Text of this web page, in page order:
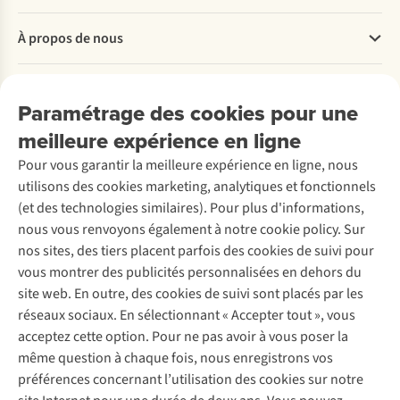
Paramétrage des cookies pour une
meilleure expérience en ligne
Pour vous garantir la meilleure expérience en ligne, nous
utilisons des cookies marketing, analytiques et fonctionnels
(et des technologies similaires). Pour plus d'informations,
nous vous renvoyons également à notre cookie policy. Sur
nos sites, des tiers placent parfois des cookies de suivi pour
vous montrer des publicités personnalisées en dehors du
site web. En outre, des cookies de suivi sont placés par les
réseaux sociaux. En sélectionnant « Accepter tout », vous
acceptez cette option. Pour ne pas avoir à vous poser la
même question à chaque fois, nous enregistrons vos
préférences concernant l’utilisation des cookies sur notre
Commander
Payer
Retourner
Rétractation d'une commande
Entretien & réparations
Garantie
Contactez-nous
À propos de nous
Entreprise responsable
À propos d’Ayacucho
Nos magasins
À propos d’A.S.Adventure
Déclaration d'accessibilité
Location / Location sports d’hiver
Seconde-main
Entretien de ski
Service de lavage
Entretien de chaussures
Réparation de chaussures
Réparation de vêtements
Retouches
Pour les entreprises
Découvrez
A.S.Magazine
Explore Camp
Expertise & conseils
Abonnez-vous à la newsletter
Suivez-nous